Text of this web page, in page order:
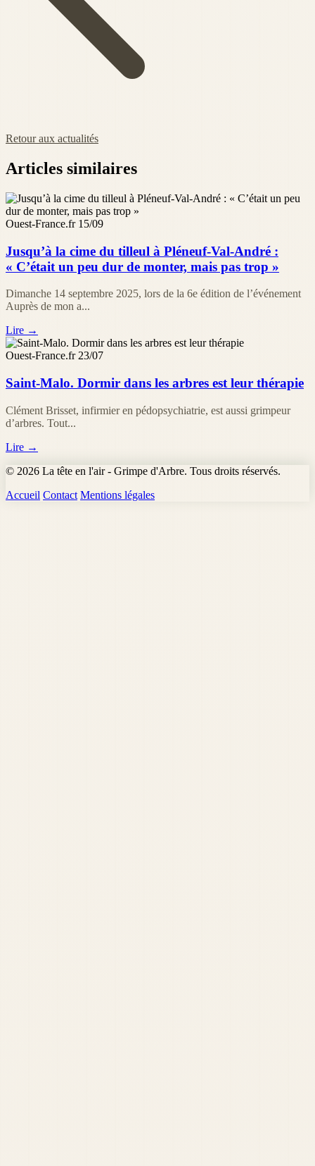
Retour aux actualités
Articles similaires
Ouest-France.fr 15/09
Jusqu’à la cime du tilleul à Pléneuf-Val-André :
« C’était un peu dur de monter, mais pas trop »
Dimanche 14 septembre 2025, lors de la 6e édition de l’événement
Auprès de mon a...
Lire →
Ouest-France.fr 23/07
Saint-Malo. Dormir dans les arbres est leur thérapie
Clément Brisset, infirmier en pédopsychiatrie, est aussi grimpeur
d’arbres. Tout...
Lire →
© 2026 La tête en l'air - Grimpe d'Arbre. Tous droits réservés.
Accueil Contact Mentions légales